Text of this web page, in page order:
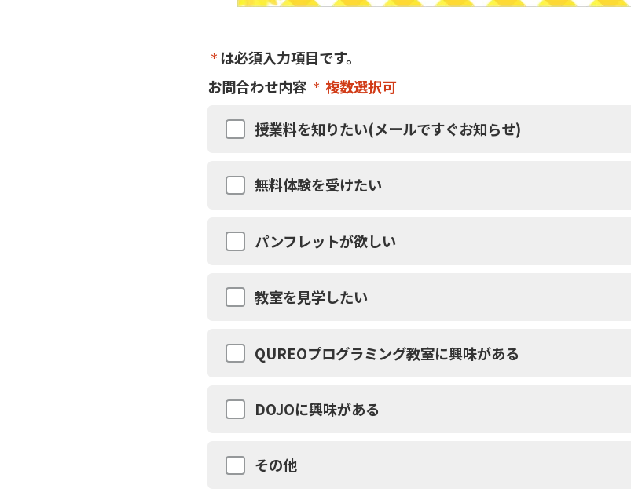
は必須入力項目です。
お問合わせ内容
複数選択可
授業料を知りたい(メールですぐお知らせ)
無料体験を受けたい
パンフレットが欲しい
教室を見学したい
QUREOプログラミング教室に興味がある
DOJOに興味がある
その他